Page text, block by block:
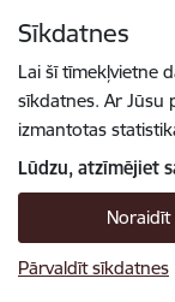
Sīkdatnes
Lai šī tīmekļvietne
sīkdatnes. Ar Jūsu
izmantotas
Lūdzu, atzīmējiet
Noraidīt
Pārvaldīt sīkdatnes
1 / 4